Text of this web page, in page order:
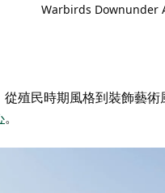
Warbirds Downunder
殖民時期風格到裝飾藝
。